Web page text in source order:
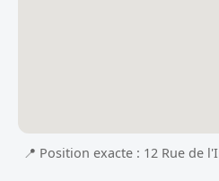
📍 Position exacte : 12 Rue de